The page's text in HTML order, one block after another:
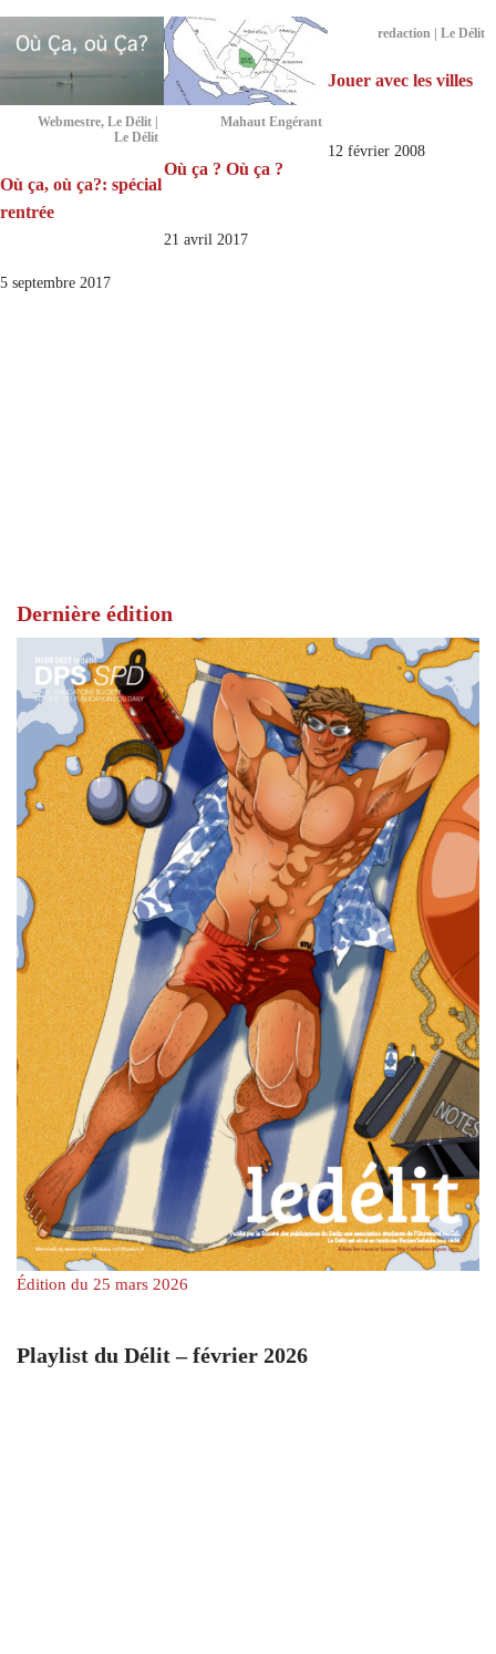
Webmestre, Le Délit |
Le Délit
Où ça, où ça?: spécial
rentrée
5 septembre 2017
Mahaut Engérant
Où ça ? Où ça ?
21 avril 2017
redaction | Le Délit
Jouer avec les villes
12 février 2008
Dernière édition
Édition du 25 mars 2026
Playlist du Délit – février 2026